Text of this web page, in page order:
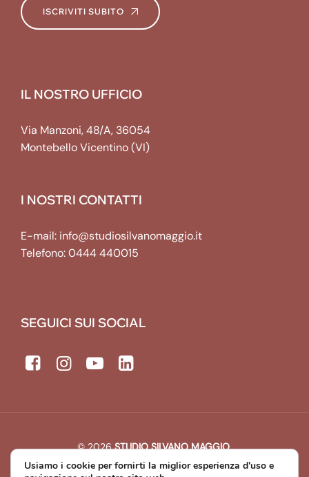
ISCRIVITI SUBITO
IL NOSTRO UFFICIO
Via Manzoni, 48/A, 36054
Montebello Vicentino (VI)
I NOSTRI CONTATTI
E-mail: info@studiosilvanomaggio.it
Telefono:0444 440015
SEGUICI SUI SOCIAL
© 2026STUDIO SILVANO MAGGIO.
All rights reserved. | P.IVA: 00643440241
Usiamo i cookie per fornirti la miglior esperienza d'uso e